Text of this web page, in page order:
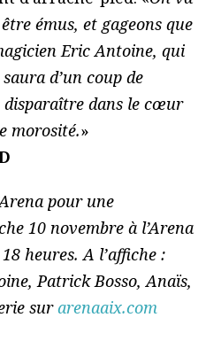
émus, et gageons que
Eric Antoine, qui
d’un coup de
disparaître dans le cœur
morosité.»
pour une
10 novembre à l’Arena
heures. A l’affiche :
Patrick Bosso, Anaïs,
surarenaaix.com